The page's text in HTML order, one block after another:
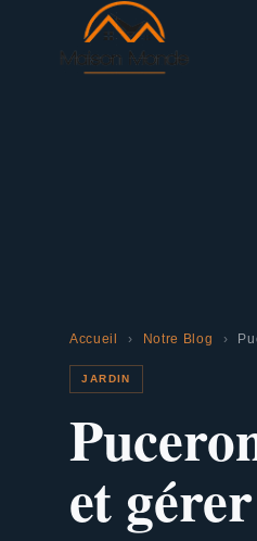
Accueil › Notre Blog ›
JARDIN
et